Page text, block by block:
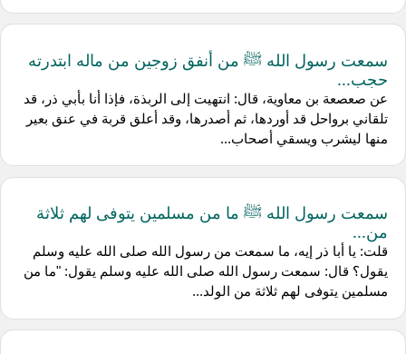
سمعت رسول الله ﷺ من أنفق زوجين من ماله ابتدرته
حجب...
عن صعصعة بن معاوية، قال: انتهيت إلى الربذة، فإذا أنا بأبي ذر، قد
تلقاني برواحل قد أوردها، ثم أصدرها، وقد أعلق قربة في عنق بعير
منها ليشرب ويسقي أصحاب...
سمعت رسول الله ﷺ ما من مسلمين يتوفى لهم ثلاثة
من...
قلت: يا أبا ذر إيه، ما سمعت من رسول الله صلى الله عليه وسلم
يقول؟ قال: سمعت رسول الله صلى الله عليه وسلم يقول: "ما من
مسلمين يتوفى لهم ثلاثة من الولد...